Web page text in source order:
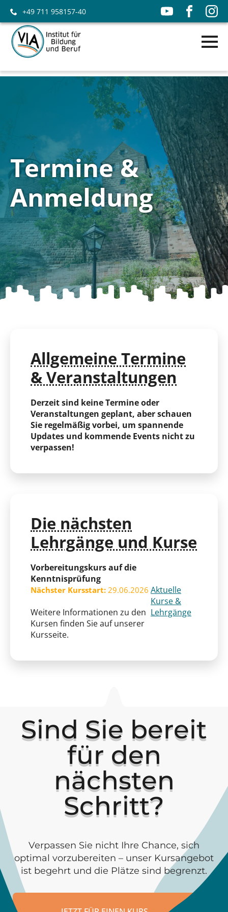
+49 711 958157-40
Termine &
Anmeldung
Allgemeine Termine
& Veranstaltungen
Derzeit sind keine Termine oder
Veranstaltungen geplant, aber schauen
Sie regelmäßig vorbei, um spannende
Updates und kommende Events nicht zu
verpassen!
Die nächsten
Lehrgänge und Kurse
Vorbereitungskurs auf die
Kenntnisprüfung
Nächster Kursstart: 29.06.2026
Weitere Informationen zu den
Kursen finden Sie auf unserer
Kursseite.
Aktuelle
Kurse &
Lehrgänge
Sind Sie bereit
für den
nächsten
Schritt?
Verpassen Sie nicht Ihre Chance, sich
optimal vorzubereiten – unser Kursangebot
ist begehrt und die Plätze sind begrenzt.